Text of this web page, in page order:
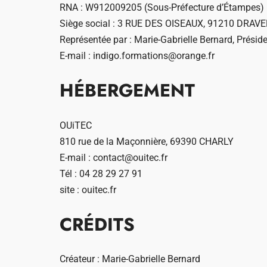
RNA : W912009205 (Sous-Préfecture d’Étampes)
Siège social : 3 RUE DES OISEAUX, 91210
Représentée par : Marie-Gabrielle Bernard,
E-mail : indigo.formations@orange.fr
HÉBERGEMENT
OUiTEC
810 rue de la Maçonnière, 69390 CHARLY
E-mail : contact@ouitec.fr
Tél : 04 28 29 27 91
site : ouitec.fr
CRÉDITS
Créateur : Marie-Gabrielle Bernard